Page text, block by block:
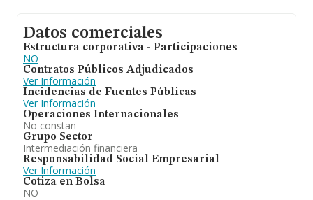
Datos comerciales
Estructura corporativa - Participaciones
NO
Contratos Públicos Adjudicados
Ver Información
Incidencias de Fuentes Públicas
Ver Información
Operaciones Internacionales
No constan
Grupo Sector
Intermediación financiera
Responsabilidad Social Empresarial
Ver Información
Cotiza en Bolsa
NO